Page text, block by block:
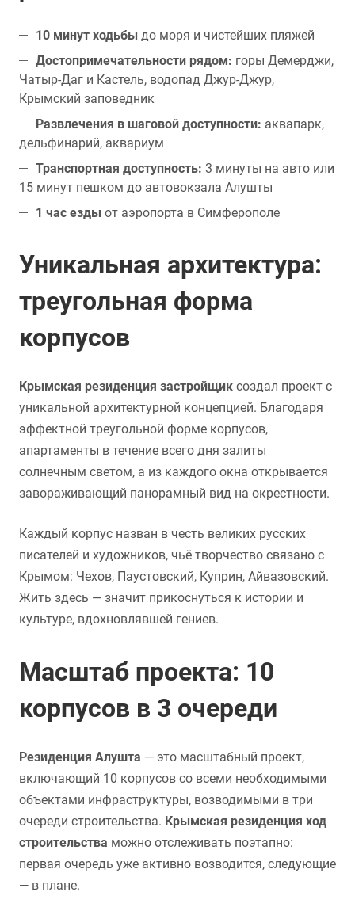
10 минут ходьбы до моря и чистейших пляжей
Достопримечательности рядом: горы Демерджи,
Чатыр-Даг и Кастель, водопад Джур-Джур,
Крымский заповедник
Развлечения в шаговой доступности: аквапарк,
дельфинарий, аквариум
Транспортная доступность: 3 минуты на авто или
15 минут пешком до автовокзала Алушты
1 час езды от аэропорта в Симферополе
Уникальная архитектура:
треугольная форма
корпусов
Крымская резиденция застройщик создал проект с
уникальной архитектурной концепцией. Благодаря
эффектной треугольной форме корпусов,
апартаменты в течение всего дня залиты
солнечным светом, а из каждого окна открывается
завораживающий панорамный вид на окрестности.
Каждый корпус назван в честь великих русских
писателей и художников, чьё творчество связано с
Крымом: Чехов, Паустовский, Куприн, Айвазовский.
Жить здесь — значит прикоснуться к истории и
культуре, вдохновлявшей гениев.
Масштаб проекта: 10
корпусов в 3 очереди
Резиденция Алушта — это масштабный проект,
включающий 10 корпусов со всеми необходимыми
объектами инфраструктуры, возводимыми в три
очереди строительства. Крымская резиденция ход
строительства можно отслеживать поэтапно:
первая очередь уже активно возводится, следующие
— в плане.